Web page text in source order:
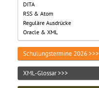
DITA
RSS & Atom
Reguläre Ausdrücke
Oracle & XML
Schulungstermine 2026 >>>
XML-Glossar >>>